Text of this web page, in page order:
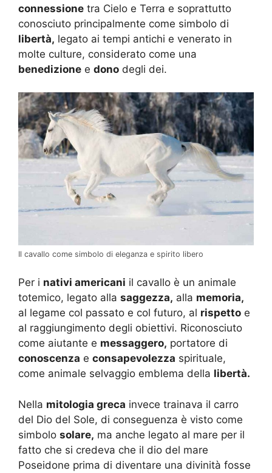
connessione tra Cielo e Terra e soprattutto
conosciuto principalmente come simbolo di
libertà, legato ai tempi antichi e venerato in
molte culture, considerato come una
benedizione e dono degli dei.
Il cavallo come simbolo di eleganza e spirito libero
Per i nativi americani il cavallo è un animale
totemico, legato alla saggezza, alla memoria,
al legame col passato e col futuro, al rispetto e
al raggiungimento degli obiettivi. Riconosciuto
come aiutante e messaggero, portatore di
conoscenza e consapevolezza spirituale,
come animale selvaggio emblema della libertà.
Nella mitologia greca invece trainava il carro
del Dio del Sole, di conseguenza è visto come
simbolo solare, ma anche legato al mare per il
fatto che si credeva che il dio del mare
Poseidone prima di diventare una divinità fosse